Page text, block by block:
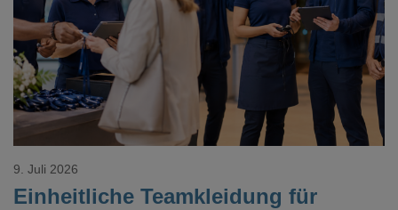
Loading...
Einheitliche Teamkleidung für
9. Juli 2026